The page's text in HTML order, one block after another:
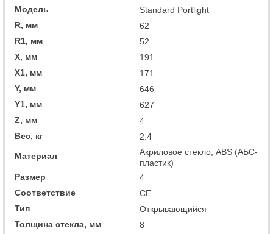
Модель
Standard Portlight
R, мм
62
R1, мм
52
X, мм
191
X1, мм
171
Y, мм
646
Y1, мм
627
Z, мм
4
Вес, кг
2.4
Материал
Акриловое стекло, ABS (АБС-
пластик)
Размер
4
Соответствие
CE
Тип
Открывающийся
Толщина стекла, мм
8